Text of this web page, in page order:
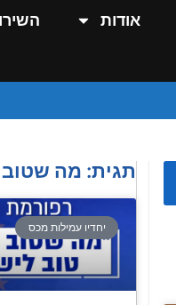
אודות
תגית: מה
יחדיו עמילות מכס